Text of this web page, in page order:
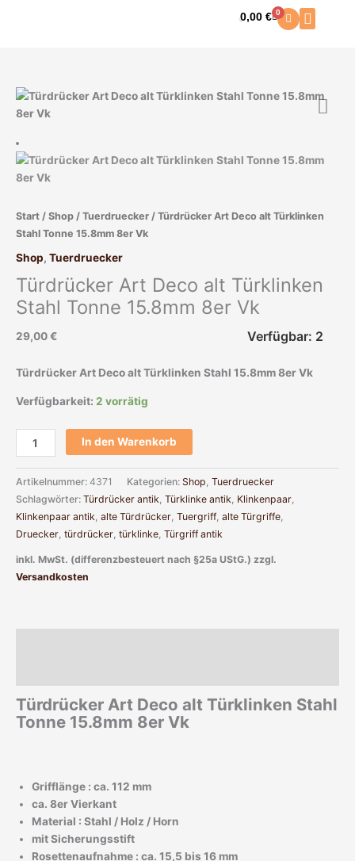
0,00€ 0
Warenkorb
Start / Shop / Tuerdruecker / Türdrücker Art Deco alt Türklinken
Stahl Tonne 15.8mm 8er Vk
Shop, Tuerdruecker
Türdrücker Art Deco alt Türklinken
Stahl Tonne 15.8mm 8er Vk
29,00€ Verfügbar: 2
Türdrücker Art Deco alt Türklinken Stahl 15.8mm 8er Vk
Verfügbarkeit: 2 vorrätig
Türdrücker
Art
alt
Türklinken
Stahl
15.8mm
8er
Vk
In den Warenkorb
Artikelnummer: 4371 Kategorien: Shop Tuerdruecker
Schlagwörter: Türdrücker antik Türklinke antik Klinkenpaar
Klinkenpaar antik alte Türdrücker Tuergriff alte Türgriffe
Druecker türdrücker türklinke Türgriff antik
inkl. MwSt. (differenzbesteuert nach §25a UStG.) zzgl.
Versandkosten
Türdrücker Art Deco alt Türklinken Stahl
Tonne 15.8mm 8er Vk
Grifflänge : ca. 112 mm
ca. 8er Vierkant
Material : Stahl / Holz / Horn
mit Sicherungsstift
Rosettenaufnahme : ca. 15,5 bis 16 mm